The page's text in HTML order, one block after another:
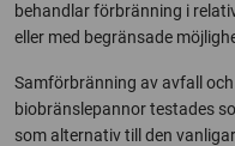
behandlar förbränning i
eller med begränsade
Samförbränning av avfall
biobränslepannor testades
som alternativ till den